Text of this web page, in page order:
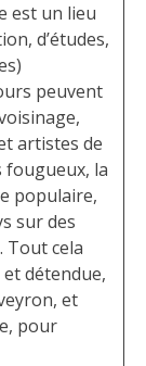
est un lieu
d’études,
peuvent
artistes de
fougueux, la
populaire,
sur des
Tout cela
détendue,
et
pour